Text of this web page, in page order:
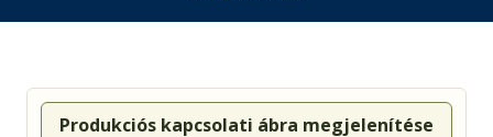
Produkciós kapcsolati ábra megjelenítése